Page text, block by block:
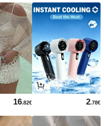
2.78€
16.82€